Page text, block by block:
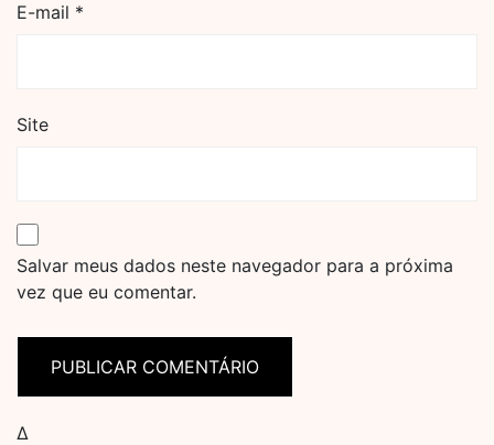
E-mail *
Site
Salvar meus dados neste navegador para a próxima
vez que eu comentar.
Δ